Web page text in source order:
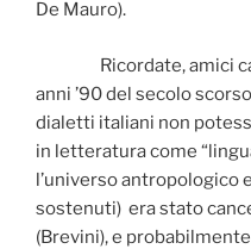
De Mauro).
Ricordate, amici cari,
anni ’90 del secolo
dialetti italiani non
in letteratura come
l’universo antropologico
sostenuti) era stato
(Brevini), e